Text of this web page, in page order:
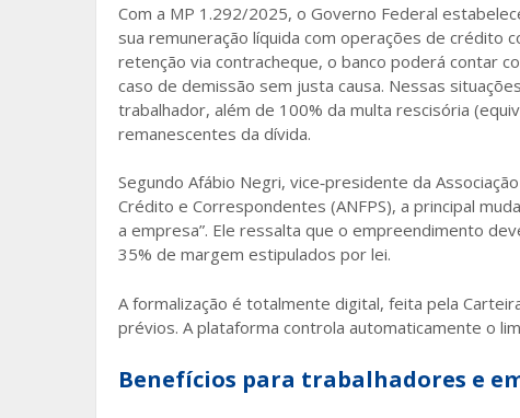
Com a MP 1.292/2025, o Governo Federal
sua remuneração líquida com operações de crédito
retenção via contracheque, o banco poderá contar
caso de demissão sem justa causa. Nessas
trabalhador, além de 100% da multa rescisória
remanescentes da dívida.
Segundo Afábio Negri, vice‑presidente da
Crédito e Correspondentes (ANFPS), a principal
a empresa”. Ele ressalta que o empreendimento
35% de margem estipulados por lei.
A formalização é totalmente digital, feita pela
prévios. A plataforma controla automaticamente o
Benefícios para trabalhadores e